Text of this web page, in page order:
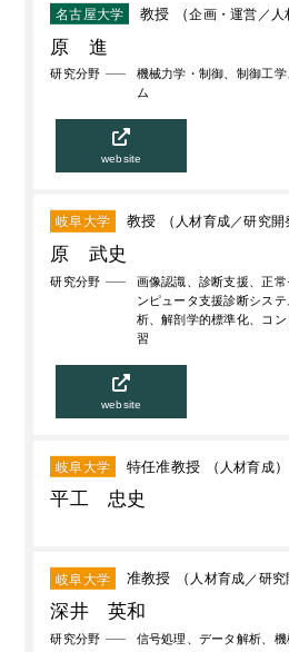
名古屋大学 教授 （企画・運営
原 進
研究分野
機械力学・制御、制御工
ム
website
岐阜大学 教授 （ 人材育成 研究開
原 武史
研究分野
画像認識、診断支援、正
ンピュータ支援診断シス
析、解剖学的標準化、コ
習
website
岐阜大学 特任准教授 （ 人材育成）
平工 忠史
岐阜大学 准教授 （ 人材育成 研究
深井 英和
研究分野 信号処理、データ解析、